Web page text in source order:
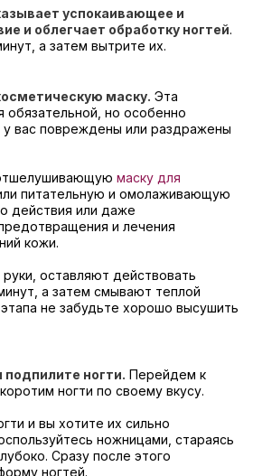
успокаивающее и
и облегчает обработку ногтей.
а затем вытрите их.
маску. Эта
обязательной, но особенно
вас повреждены или раздражены
маску для
питательную и омолаживающую
действия или даже
и лечения
кожи.
оставляют действовать
а затем смывают теплой
не забудьте хорошо высушить
ногти. Перейдем к
ногти по своему вкусу.
и вы хотите их сильно
ножницами, стараясь
Сразу после этого
ногтей.